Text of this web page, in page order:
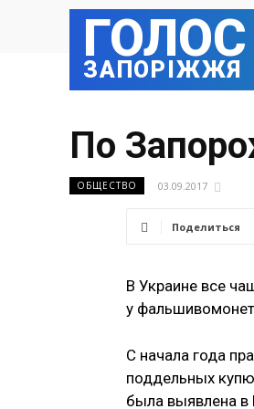
ГОЛОС
ЗАПОРІЖЖЯ
По
ОБЩЕСТВО 03.09.2017
Поделиться
В Украине все
у
С начала года
поддельных
была выявлена в